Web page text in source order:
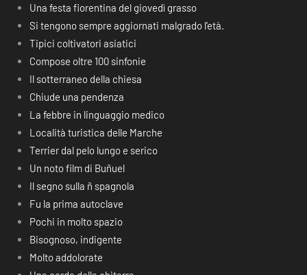
Una festa fiorentina del giovedì grasso
Si tengono sempre aggiornati malgrado l’età.
Tipici coltivatori asiatici
Compose oltre 100 sinfonie
Il sotterraneo della chiesa
Chiude una pendenza
La febbre in linguaggio medico
Località turistica delle Marche
Terrier dal pelo lungo e serico
Un noto film di Buñuel
Il segno sulla ñ spagnola
Fu la prima autoclave
Pochi in molto spazio
Bisognoso, indigente
Molto addolorate